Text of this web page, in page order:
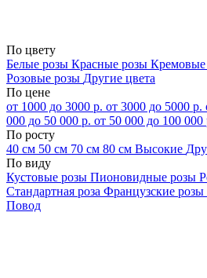
По цвету
Белые розы Красные розы Кремовые
Розовые розы Другие цвета
По цене
от 1000 до 3000 р. от 3000 до 5000 р.
000 до 50 000 р. от 50 000 до 100 000
По росту
40 см 50 см 70 см 80 см Высокие
По виду
Кустовые розы Пионовидные розы
Стандартная роза Французские розы
Повод